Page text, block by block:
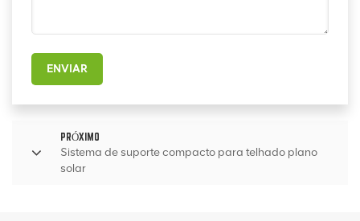
ENVIAR
PRÓXIMO
Sistema de suporte compacto para telhado plano
solar